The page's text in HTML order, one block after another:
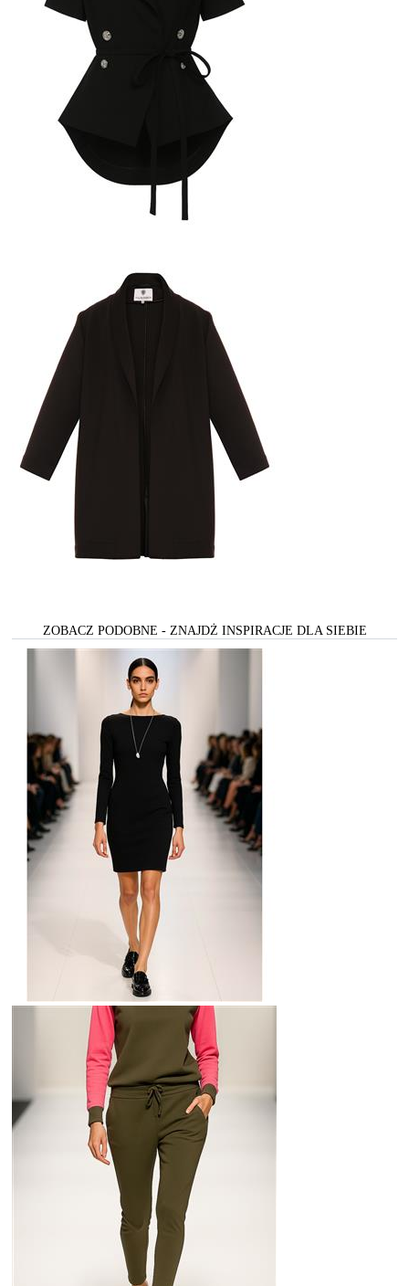
ZOBACZ PODOBNE - ZNAJDŻ INSPIRACJE DLA SIEBIE